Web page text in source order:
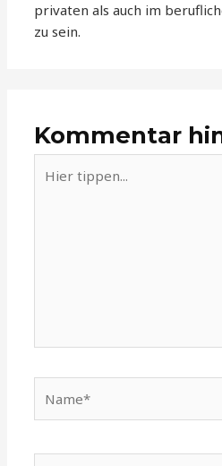
privaten als auch im
zu sein.
Kommentar
tippen...